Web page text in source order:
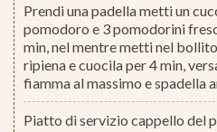
Prendi una padella metti un
pomodoro e 3 pomodorini
min, nel mentre metti nel
ripiena e cuocila per 4 min,
fiamma al massimo e spadella
Piatto di servizio cappello del